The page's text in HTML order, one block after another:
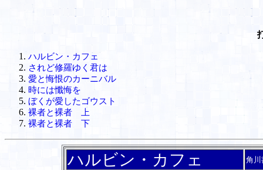
ハルビン・カフェ
されど修羅ゆく君は
愛と悔恨のカーニバル
時には懺悔を
ぼくが愛したゴウスト
裸者と裸者 上
裸者と裸者 下
ハルビン・カフェ 角川